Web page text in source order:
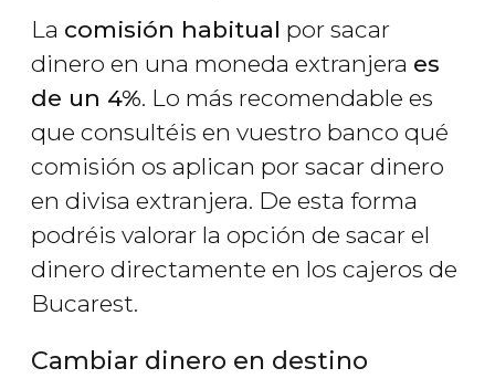
La comisión habitual por sacar
dinero en una moneda extranjera es
de un 4%. Lo más recomendable es
que consultéis en vuestro banco qué
comisión os aplican por sacar dinero
en divisa extranjera. De esta forma
podréis valorar la opción de sacar el
dinero directamente en los cajeros de
Bucarest.
Cambiar dinero en destino